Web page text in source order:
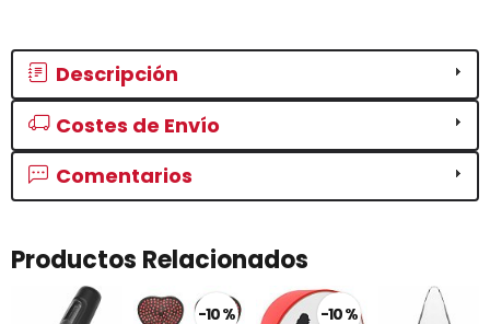
Descripción
Costes de Envío
Comentarios
Productos Relacionados
-10 % -10 %